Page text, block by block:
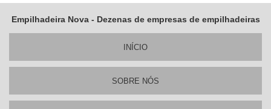
Empilhadeira Nova - Dezenas de empresas de empilhadeiras
INÍ­CIO
SOBRE NÓS